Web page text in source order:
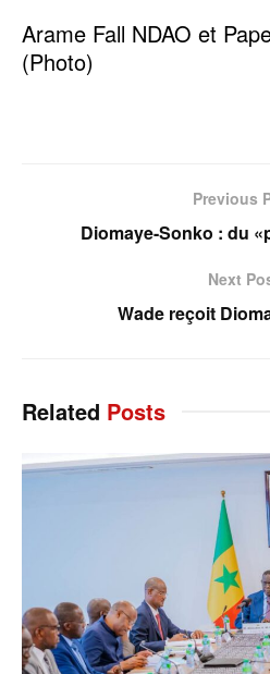
Arame Fall NDAO et
(Photo)
Previous
Diomaye-Sonko : du
Next
Wade reçoit
Related Posts